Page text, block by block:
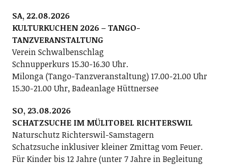
SA, 22.08.2026
KULTURKUCHEN 2026 – TANGO-
TANZVERANSTALTUNG
Verein Schwalbenschlag
Schnupperkurs 15.30-16.30 Uhr.
Milonga (Tango-Tanzveranstaltung) 17.00-21.00 Uhr
15.30-21.00 Uhr, Badeanlage Hüttnersee
SO, 23.08.2026
SCHATZSUCHE IM MÜLITOBEL RICHTERSWIL
Naturschutz Richterswil-Samstagern
Schatzsuche inklusiver kleiner Zmittag vom Feuer.
Für Kinder bis 12 Jahre (unter 7 Jahre in Begleitung